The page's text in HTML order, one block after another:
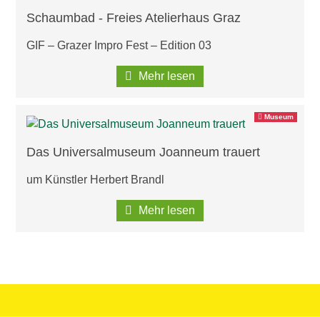
Schaumbad - Freies Atelierhaus Graz
GIF – Grazer Impro Fest – Edition 03
Mehr lesen
Museum
Das Universalmuseum Joanneum trauert
um Künstler Herbert Brandl
Mehr lesen